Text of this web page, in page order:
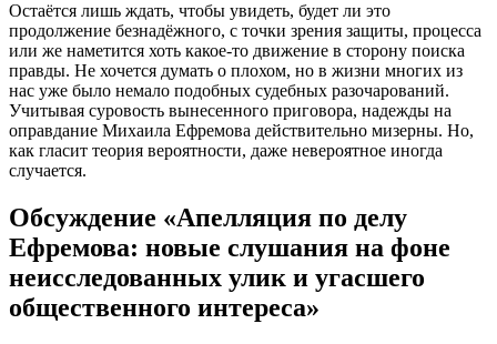
Остаётся лишь ждать, чтобы увидеть, будет ли это
продолжение безнадёжного, с точки зрения защиты, процесса
или же наметится хоть какое-то движение в сторону поиска
правды. Не хочется думать о плохом, но в жизни многих из
нас уже было немало подобных судебных разочарований.
Учитывая суровость вынесенного приговора, надежды на
оправдание Михаила Ефремова действительно мизерны. Но,
как гласит теория вероятности, даже невероятное иногда
случается.
Обсуждение «Апелляция по делу
Ефремова: новые слушания на фоне
неисследованных улик и угасшего
общественного интереса»